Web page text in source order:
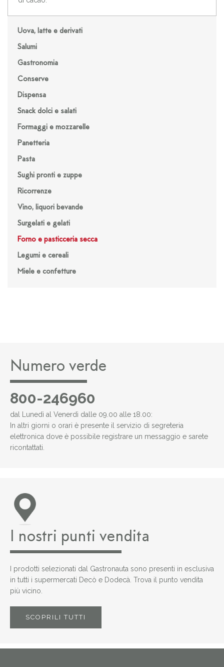
Uova, latte e derivati
Salumi
Gastronomia
Conserve
Dispensa
Snack dolci e salati
Formaggi e mozzarelle
Panetteria
Pasta
Sughi pronti e zuppe
Ricorrenze
Vino, liquori bevande
Surgelati e gelati
Forno e pasticceria secca
Legumi e cereali
Miele e confetture
Numero verde
800-246960
dal Lunedì al Venerdì dalle 09.00 alle 18.00:
In altri giorni o orari è presente il servizio di segreteria
elettronica dove è possibile registrare un messaggio e sarete
ricontattati.
I nostri punti vendita
I prodotti selezionati dal Gastronauta sono presenti in esclusiva
in tutti i supermercati Decò e Dodecà. Trova il punto vendita
più vicino.
SCOPRILI TUTTI